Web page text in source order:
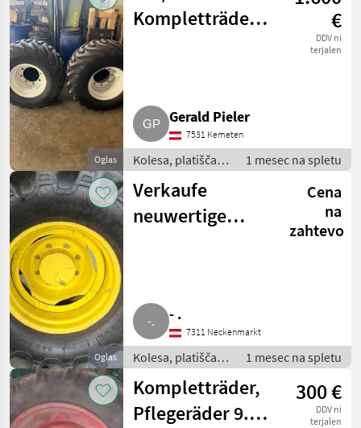
Oglas
Kompletträder 8
€
DDV ni
terjalen
Gerald Pieler
7531 Kemeten
Kolesa, platišča in
pnevmatike /
Komplet kolesa
1 mesec na spletu
Oglas
Verkaufe
neuwertige
Cena
na
zahtevo
- .
7311 Neckenmarkt
Kolesa, platišča in
pnevmatike /
Komplet kolesa
1 mesec na spletu
Kompletträder,
Pflegeräder 9.5
300 €
DDV ni
terjalen